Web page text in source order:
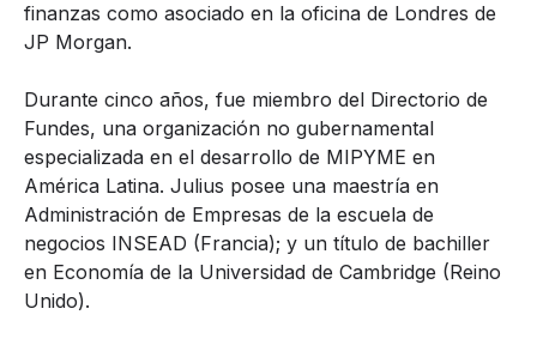
finanzas como asociado en la oficina de Londres de
JP Morgan.
Durante cinco años, fue miembro del Directorio de
Fundes, una organización no gubernamental
especializada en el desarrollo de MIPYME en
América Latina. Julius posee una maestría en
Administración de Empresas de la escuela de
negocios INSEAD (Francia); y un título de bachiller
en Economía de la Universidad de Cambridge (Reino
Unido).